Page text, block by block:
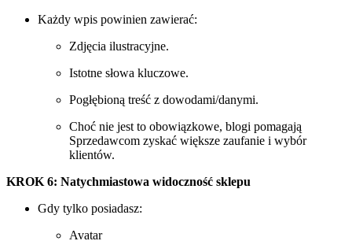
Każdy wpis powinien zawierać:
Zdjęcia ilustracyjne.
Istotne słowa kluczowe.
Pogłębioną treść z dowodami/danymi.
Choć nie jest to obowiązkowe, blogi pomagają
Sprzedawcom zyskać większe zaufanie i wybór
klientów.
KROK 6: Natychmiastowa widoczność sklepu
Gdy tylko posiadasz:
Avatar